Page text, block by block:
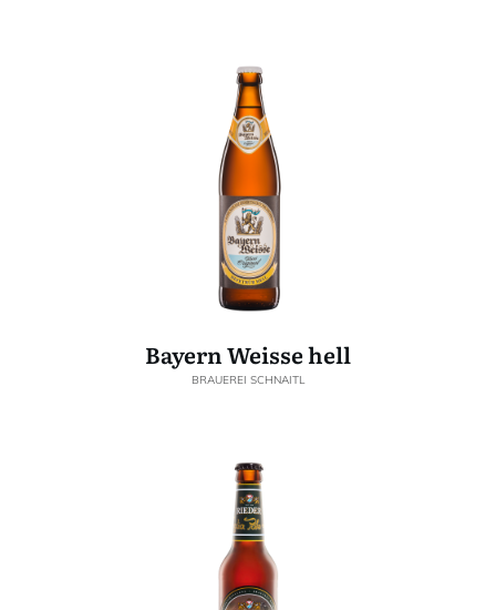
Bayern Weisse hell
BRAUEREI SCHNAITL